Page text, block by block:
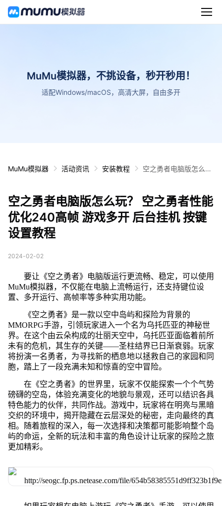
MuMu模拟器，不挑设备，秒开秒用！
适配Windows/macOS，高清大屏，自由多开
MuMu模拟器 活动资讯 安装教程
空之勇者电脑版怎么
台挂机 按键设置教程
空之勇者电脑版怎么玩？ 空之勇者性能
优化240高帧 游戏多开 后台挂机 按键
设置教程
2024-02-02
要让《空之勇者》电脑版运行更流畅、稳定，可以使用
MuMu模拟器，不仅能在电脑上流畅运行，还支持键位设
置、多开运行、高帧率等多种实用功能。
《空之勇者》是一款以空中岛屿和探险为背景的
MMORPG手游，引领玩家进入一个名为乌托匹亚的神秘世
界。在这个由云朵构成的壮丽天空中，乌托匹亚面临着前所
未有的危机，其生存的关键——圣柱结界已日渐衰弱。玩家
将扮演一名勇者，为寻找新的栖息地以拯救自己的家园和同
胞，踏上了一段充满未知和惊喜的空中冒险。
在《空之勇者》的世界里，玩家不仅能探索一个个气势
磅礴的空岛，体验充满变化的地貌与景观，还可以结识各具
特色能力的伙伴，共同作战。游戏中，玩家将在明亮与黑暗
交织的环境中，揭开隐藏在云层深处的秘密，走向最终的真
相。随着旅程的深入，每一次选择和决策都可能影响整个岛
屿的命运，全新的玩法和丰富的角色设计让玩家的探险之旅
更加精彩。